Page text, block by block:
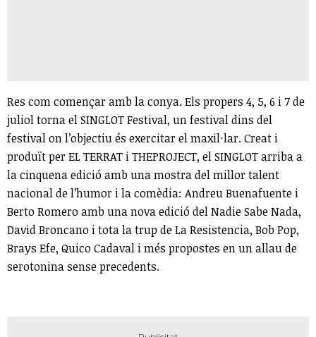
Res com començar amb la conya. Els propers 4, 5, 6 i 7 de
juliol torna el SINGLOT Festival, un festival dins del
festival on l’objectiu és exercitar el maxil·lar. Creat i
produït per EL TERRAT i THEPROJECT, el SINGLOT arriba a
la cinquena edició amb una mostra del millor talent
nacional de l’humor i la comèdia: Andreu Buenafuente i
Berto Romero amb una nova edició del Nadie Sabe Nada,
David Broncano i tota la trup de La Resistencia, Bob Pop,
Brays Efe, Quico Cadaval i més propostes en un allau de
serotonina sense precedents.